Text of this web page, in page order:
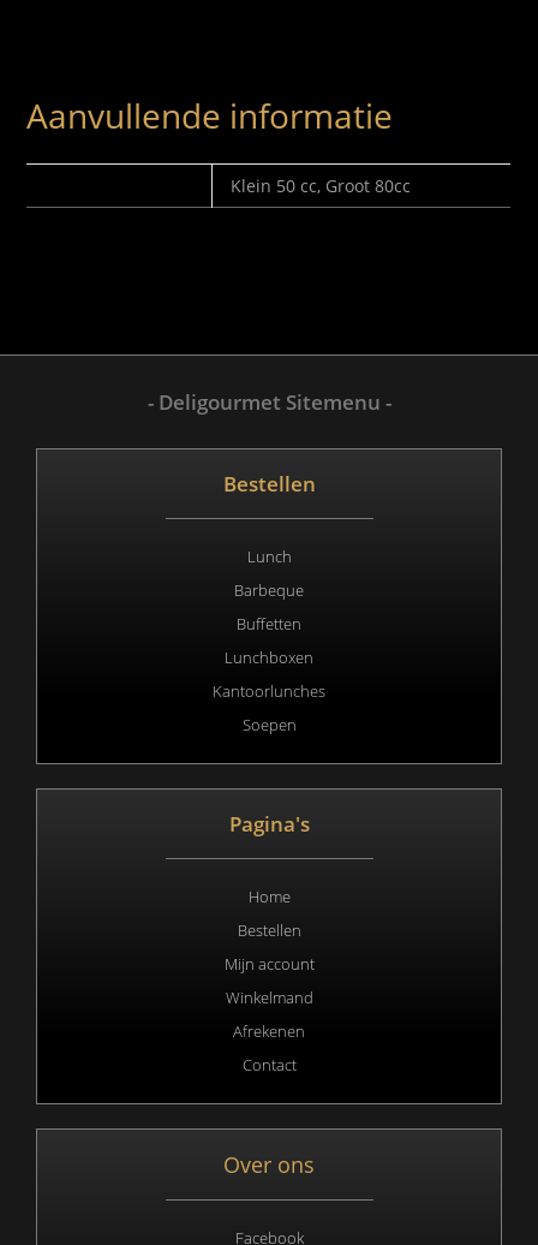
Aanvullende informatie
Klein 50 cc, Groot 80cc
- Deligourmet Sitemenu -
Bestellen
Lunch
Barbeque
Buffetten
Lunchboxen
Kantoorlunches
Soepen
Pagina's
Home
Bestellen
Mijn account
Winkelmand
Afrekenen
Contact
Over ons
Facebook